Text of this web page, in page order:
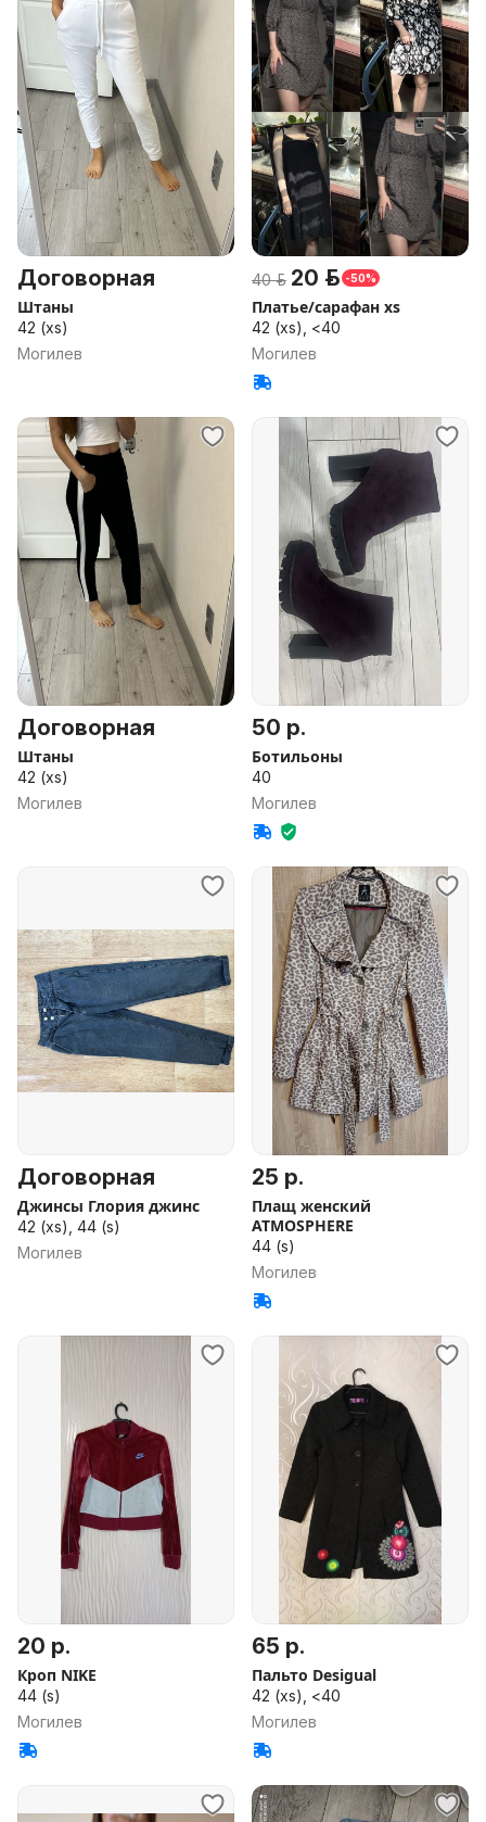
Договорная
Штаны
42 (xs)
Могилев
40 р. 20 р. -50%
Платье/сарафан xs
42 (xs), <40
Могилев
Договорная
Штаны
42 (xs)
Могилев
50 р.
Ботильоны
40
Могилев
Договорная
Джинсы Глория джинс
42 (xs), 44 (s)
Могилев
25 р.
Плащ женский
ATMOSPHERE
44 (s)
Могилев
20 р.
Кроп NIKE
44 (s)
Могилев
65 р.
Пальто Desigual
42 (xs), <40
Могилев